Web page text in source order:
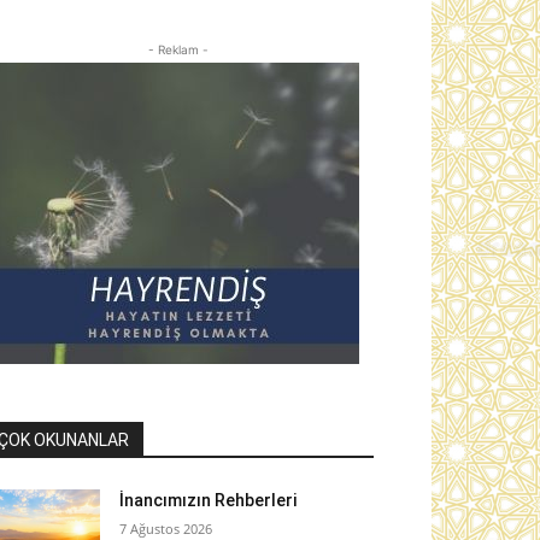
- Reklam -
OKUNANLAR
İnancımızın Rehberleri
7 Ağustos 2026